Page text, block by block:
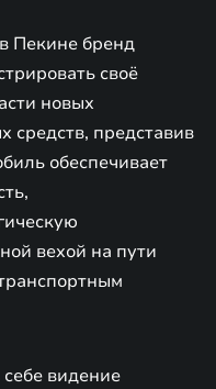
Пекине бренд
своё
новых
средств, представив
обеспечивает
вехой на пути
видение